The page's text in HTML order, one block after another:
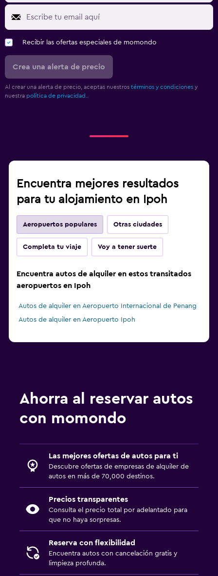
Recibir las ofertas especiales de momondo
Crea una alerta de precio
Al crear una alerta de precio, aceptas nuestros términos y condiciones y
nuestra política de privacidad..
Encuentra mejores resultados
para tu alojamiento en Ipoh
Aeropuertos populares Otras ciudades
Completa tu viaje Voy a tener suerte
Encuentra autos de alquiler en estos transitados
aeropuertos en Ipoh
Autos de alquiler en Aeropuerto Internacional de Penang
Autos de alquiler en Aeropuerto Ipoh
Ahorra al reservar autos
con momondo
Las mejores ofertas de autos para ti
Descubre ofertas de empresas de alquiler de
autos en más de 70,000 destinos.
Precios transparentes
Consulta el precio total por adelantado para
que no haya sorpresas.
Reserva con flexibilidad
Encuentra autos con cancelación gratis y
limpieza profunda.